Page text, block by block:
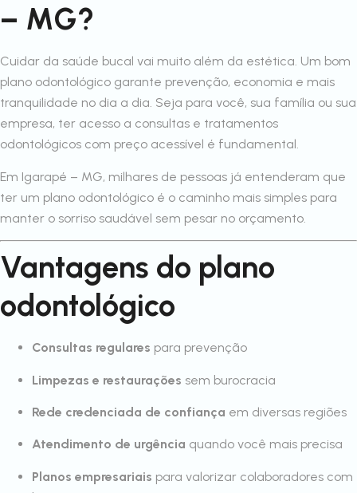
– MG?
Cuidar da saúde bucal vai muito além da estética. Um bom
plano odontológico garante prevenção, economia e mais
tranquilidade no dia a dia. Seja para você, sua família ou sua
empresa, ter acesso a consultas e tratamentos
odontológicos com preço acessível é fundamental.
Em Igarapé – MG, milhares de pessoas já entenderam que
ter um plano odontológico é o caminho mais simples para
manter o sorriso saudável sem pesar no orçamento.
Vantagens do plano
odontológico
Consultas regulares para prevenção
Limpezas e restaurações sem burocracia
Rede credenciada de confiança em diversas regiões
Atendimento de urgência quando você mais precisa
Planos empresariais para valorizar colaboradores com